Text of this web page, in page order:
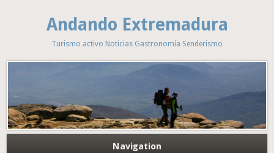
Andando Extremadura
Turismo activo Noticias Gastronomía Senderismo
Navigation